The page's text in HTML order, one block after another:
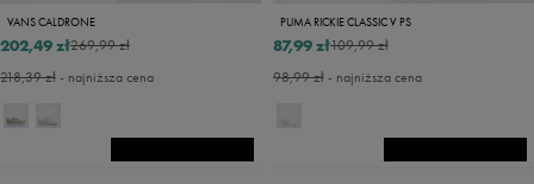
VANS CALDRONE
269,99 zł
202,49 zł
218,39 zł- najniższa cena
PUMA RICKIE CLASSIC V PS
109,99 zł
87,99 zł
98,99 zł- najniższa cena